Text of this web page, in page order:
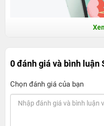
Samsung Galaxy
"Khủng" vượt
0 đánh giá và bình luận
Chọn đánh giá của bạn